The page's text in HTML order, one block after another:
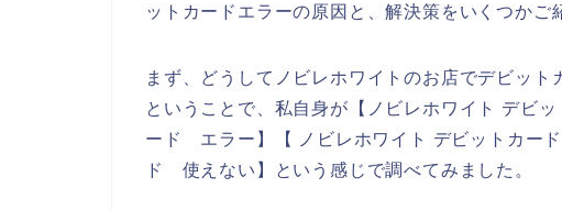
ットカードエラーの原因と、解決策をいくつかご
まず、どうしてノビレホワイトのお店でデビット
ということで、私自身が【ノビレホワイト デビ
ード エラー】【 ノビレホワイト デビットカー
ド 使えない】という感じで調べてみました。